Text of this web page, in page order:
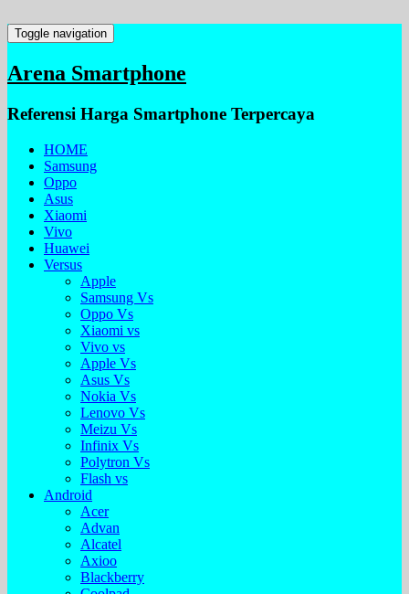
Toggle navigation
Arena Smartphone
Referensi Harga Smartphone Terpercaya
HOME
Samsung
Oppo
Asus
Xiaomi
Vivo
Huawei
Versus
Apple
Samsung Vs
Oppo Vs
Xiaomi vs
Vivo vs
Apple Vs
Asus Vs
Nokia Vs
Lenovo Vs
Meizu Vs
Infinix Vs
Polytron Vs
Flash vs
Android
Acer
Advan
Alcatel
Axioo
Blackberry